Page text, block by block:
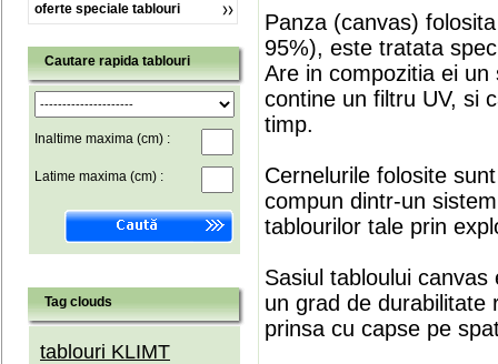
oferte speciale tablouri
Cautare rapida tablouri
Inaltime maxima (cm) :
Latime maxima (cm) :
Tag clouds
tablouri KLIMT
Panza (canvas)
95%), este tratata
Are in compozitia ei
contine un filtru UV, si
timp.
Cernelurile folosite
compun dintr-un
tablourilor tale prin
Sasiul tabloului
un grad de durabilitate
prinsa cu capse pe